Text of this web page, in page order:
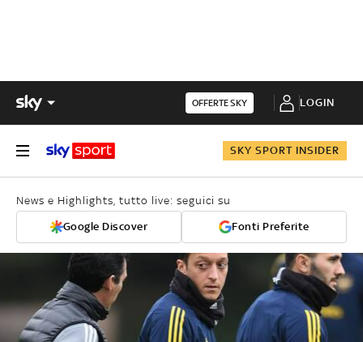
OFFERTE SKY LOGIN
SKY SPORT INSIDER
News e Highlights, tutto live: seguici su
Google Discover Fonti Preferite